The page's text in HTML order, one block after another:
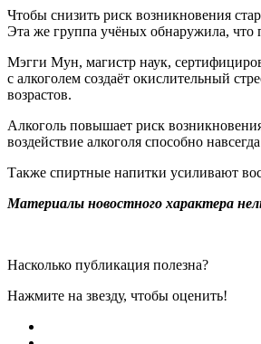
Чтобы снизить риск возникновения
Эта же группа учёных обнаружила,
Мэгги Мун, магистр наук,
с алкоголем создаёт окислительный
возрастов.
Алкоголь повышает риск
воздействие алкоголя способно
Также спиртные напитки усиливают
Материалы новостного характера
Насколько публикация полезна?
Нажмите на звезду, чтобы оценить!